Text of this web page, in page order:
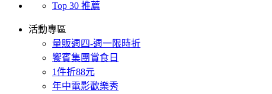
Top 30 推薦
活動專區
量販週四-週一限時折
饗賓集團賞食日
1件折88元
年中電影歡樂秀